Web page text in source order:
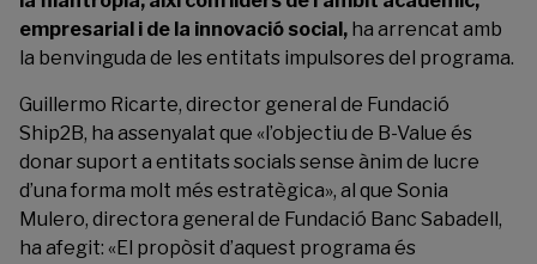
empresarial i de la innovació social, ha arrencat amb
la benvinguda de les entitats impulsores del programa.
Guillermo Ricarte, director general de Fundació
Ship2B, ha assenyalat que «l’objectiu de B-Value és
donar suport a entitats socials sense ànim de lucre
d’una forma molt més estratègica», al que Sonia
Mulero, directora general de Fundació Banc Sabadell,
ha afegit: «El propòsit d’aquest programa és